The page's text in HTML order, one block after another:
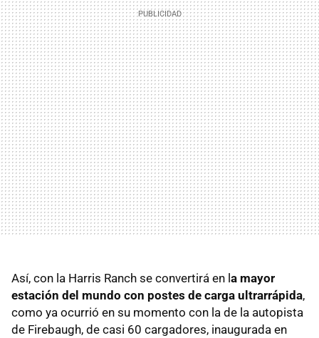
Así, con la Harris Ranch se convertirá en la mayor
estación del mundo con postes de carga ultrarrápida,
como ya ocurrió en su momento con la de la autopista
de Firebaugh, de casi 60 cargadores, inaugurada en